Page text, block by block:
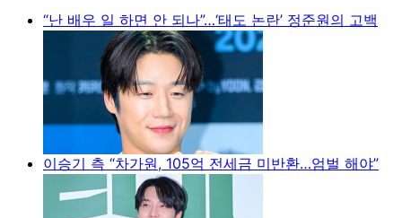
“난 배우 일 하면 안 되나”…‘태도 논란’ 정준원의 고백
이승기 측 “차가원, 105억 전세금 미반환…엄벌 해야”